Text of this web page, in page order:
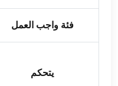
فئة واجب العمل
يتحكم